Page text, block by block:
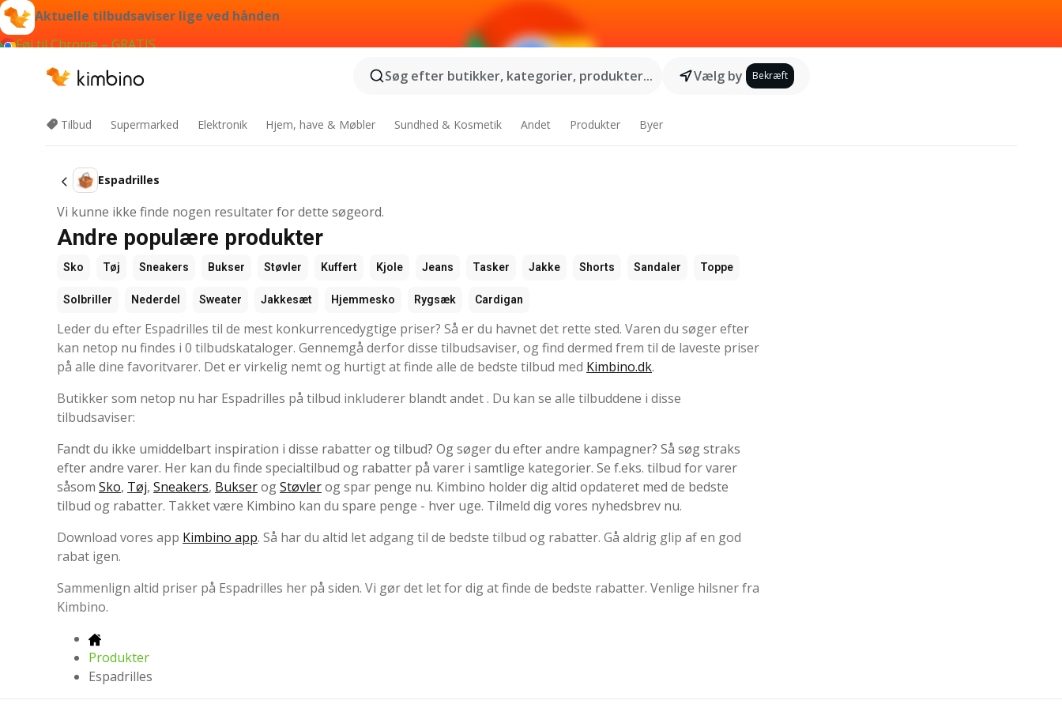
Aktuelle tilbudsaviser lige ved hånden
Føj til Chrome – GRATIS
Søg efter butikker, kategorier, produkter...
Vælg by Bekræft
Tilbud Supermarked Elektronik Hjem, have & Møbler Sundhed & Kosmetik Andet Produkter Byer
Espadrilles
Vi kunne ikke finde nogen resultater for dette søgeord.
Andre populære produkter
Sko Tøj Sneakers Bukser Støvler Kuffert Kjole Jeans Tasker Jakke Shorts Sandaler Toppe
Solbriller Nederdel Sweater Jakkesæt Hjemmesko Rygsæk Cardigan
Leder du efter Espadrilles til de mest konkurrencedygtige priser? Så er du havnet det rette sted. Varen du søger efter
kan netop nu findes i 0 tilbudskataloger. Gennemgå derfor disse tilbudsaviser, og find dermed frem til de laveste priser
på alle dine favoritvarer. Det er virkelig nemt og hurtigt at finde alle de bedste tilbud med Kimbino.dk.
Butikker som netop nu har Espadrilles på tilbud inkluderer blandt andet . Du kan se alle tilbuddene i disse
tilbudsaviser:
Fandt du ikke umiddelbart inspiration i disse rabatter og tilbud? Og søger du efter andre kampagner? Så søg straks
efter andre varer. Her kan du finde specialtilbud og rabatter på varer i samtlige kategorier. Se f.eks. tilbud for varer
såsom Sko, Tøj, Sneakers, BukserogStøvlerog spar penge nu. Kimbino holder dig altid opdateret med de bedste
tilbud og rabatter. Takket være Kimbino kan du spare penge - hver uge. Tilmeld dig vores nyhedsbrev nu.
Download vores app Kimbino app. Så har du altid let adgang til de bedste tilbud og rabatter. Gå aldrig glip af en god
rabat igen.
Sammenlign altid priser på Espadrilles her på siden. Vi gør det let for dig at finde de bedste rabatter. Venlige hilsner fra
Kimbino.
Produkter
Espadrilles